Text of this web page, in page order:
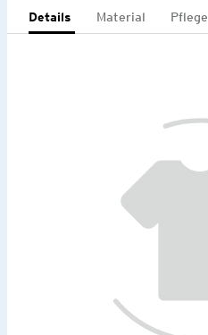
Details Material Pflege